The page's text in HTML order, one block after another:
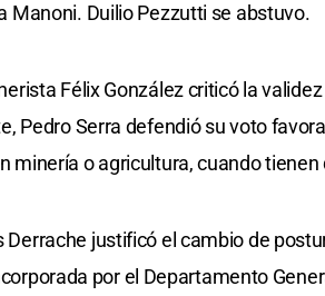
Manoni. Duilio Pezzutti se abstuvo.
Félix González criticó la
Pedro Serra defendió su voto
minería o agricultura, cuando tienen
justificó el cambio de
por el Departamento